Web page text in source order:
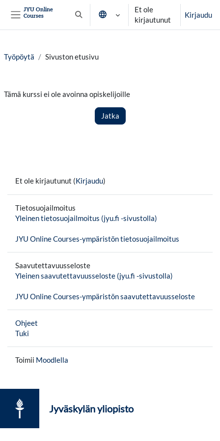
JYU Online
Courses
Vaihda hakusyöttöä
Et ole
kirjautunut
Kirjaudu
Työpöytä Sivuston etusivu
Tämä kurssi ei ole avoinna opiskelijoille
Jatka
Et ole kirjautunut (Kirjaudu)
Tietosuojailmoitus
Yleinen tietosuojailmoitus (jyu.fi -sivustolla)
JYU Online Courses-ympäristön tietosuojailmoitus
Saavutettavuusseloste
Yleinen saavutettavuusseloste (jyu.fi -sivustolla)
JYU Online Courses-ympäristön saavutettavuusseloste
Ohjeet
Tuki
Toimii Moodlella
Jyväskylän yliopisto